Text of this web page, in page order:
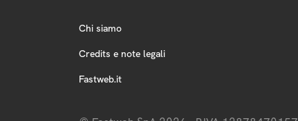
Chi siamo
Credits e note legali
Fastweb.it